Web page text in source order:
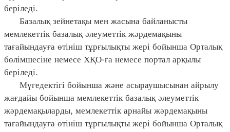
беріледі.
Базалық зейнетақы мен жасына байланысты
мемлекеттік базалық әлеуметтік жәрдемақыны
тағайындауға өтініш тұрғылықты жері бойынша Орталық
бөлімшесіне немесе ХҚО-ға немесе портал арқылы
беріледі.
Мүгедектігі бойынша және асыраушысынан айрылу
жағдайы бойынша мемлекеттік базалық әлеуметтік
жәрдемақыларды, мемлекеттік арнайы жәрдемақыны
тағайындауға өтініш тұрғылықты жері бойынша Орталық